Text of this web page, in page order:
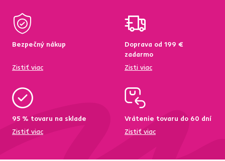
Bezpečný nákup
Zistiť viac
Doprava od 199 €
zadarmo
Zisti viac
95 % tovaru na sklade
Zistiť viac
Vrátenie tovaru do 60 dní
Zistiť viac